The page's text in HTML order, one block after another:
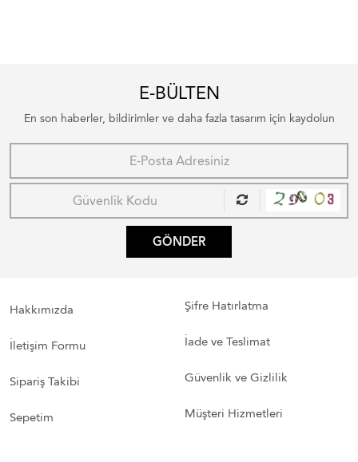
E-BÜLTEN
En son haberler, bildirimler ve daha fazla tasarım için kaydolun
GÖNDER
Hakkımızda
İletişim Formu
Sipariş Takibi
Sepetim
Şifre Hatırlatma
İade ve Teslimat
Güvenlik ve Gizlilik
Müşteri Hizmetleri